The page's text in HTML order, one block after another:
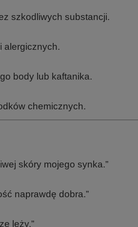
szkodliwych substancji.
alergicznych.
body lub kaftanika.
chemicznych.
skóry mojego synka.”
naprawdę dobra.”
leży.”